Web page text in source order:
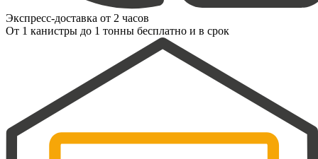
Экспресс-доставка от 2 часов
От 1 канистры до 1 тонны бесплатно и в срок